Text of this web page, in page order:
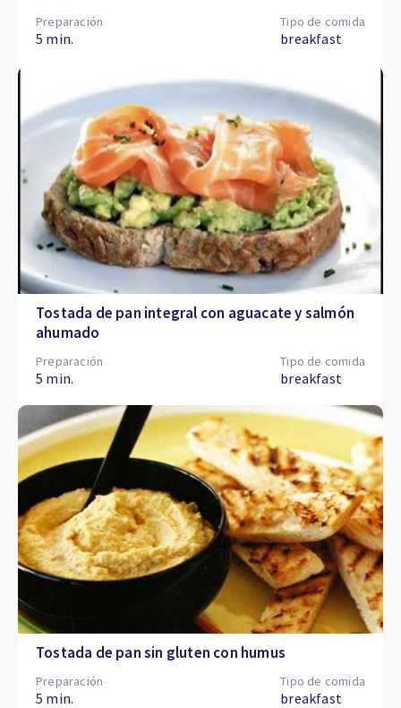
Preparación
5 min.
Tipo de comida
breakfast
Tostada de pan integral con aguacate y salmón
ahumado
Preparación
5 min.
Tipo de comida
breakfast
Tostada de pan sin gluten con humus
Preparación
5 min.
Tipo de comida
breakfast